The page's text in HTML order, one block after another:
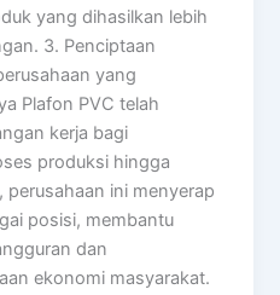
yang dihasilkan lebih
3. Penciptaan
yang
Plafon PVC telah
kerja bagi
produksi hingga
ini menyerap
posisi, membantu
dan
ekonomi masyarakat.